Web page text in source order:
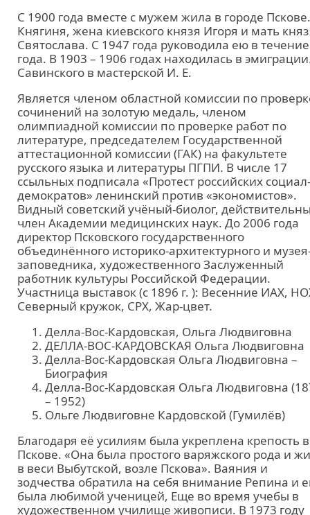
С 1900 года вместе с мужем жила в городе Пскове.
Княгиня, жена киевского князя Игоря и мать
Святослава. С 1947 года руководила ею в
года. В 1903 – 1906 годах находилась в
Савинского в мастерской И. Е.
Является членом областной комиссии по
сочинений на золотую медаль, членом
олимпиадной комиссии по проверке работ по
литературе, председателем Государственной
аттестационной комиссии (ГАК) на факультете
русского языка и литературы ПГПИ. В числе 17
ссыльных подписала «Протест российских социал-
демократов» ленинский против «экономистов».
Видный советский учёный-биолог,
член Академии медицинских наук. До 2006 года
директор Псковского государственного
объединённого историко-архитектурного и
заповедника, художественного Заслуженный
работник культуры Российской Федерации.
Участница выставок (с 1896 г. ): Весенние ИАХ,
Северный кружок, СРХ, Жар-цвет.
Делла-Вос-Кардовская, Ольга Людвиговна
ДЕЛЛА-ВОС-КАРДОВСКАЯ Ольга Людвиговна
Делла-Вос-Кардовская Ольга Людвиговна –
Биография
Делла-Вос-Кардовская Ольга Людвиговна
– 1952)
Ольге Людвиговне Кардовской (Гумилёв)
Благодаря её усилиям была укреплена крепость в
Пскове. «Она была простого варяжского рода и
в веси Выбутской, возле Пскова». Ваяния и
зодчества обратила на себя внимание Репина и
была любимой ученицей, Еще во время учебы в
художественном училище живописи. В 1973 году